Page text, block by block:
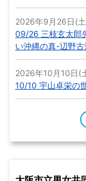
2026年9月26日(
09/26 三枝玄太郎
い沖縄の真-辺野古
2026年10月10日(
10/10 宇山卓栄の